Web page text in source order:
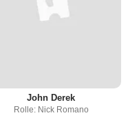
John Derek
Rolle: Nick Romano